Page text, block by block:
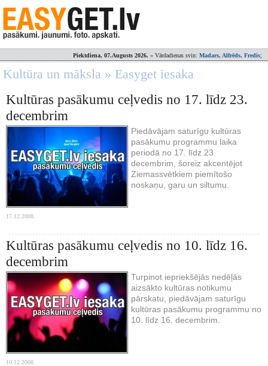
Piektdiena, 07.Augusts 2026. » Vārdadienas svin: Madars, Alfrēds, Fredis;
Kultūra un māksla » Easyget iesaka
Kultūras pasākumu ceļvedis no 17. līdz 23.
decembrim
Piedāvājam saturīgu kultūras
pasākumu programmu laika
periodā no 17. līdz 23.
decembrim, šoreiz akcentējot
Ziemassvētkiem piemītošo
noskaņu, garu un siltumu.
17.12.2008.
Kultūras pasākumu ceļvedis no 10. līdz 16.
decembrim
Turpinot iepriekšējās nedēļās
aizsākto kultūras notikumu
pārskatu, piedāvājam saturīgu
kultūras pasākumu programmu no
10. līdz 16. decembrim.
10.12.2008.